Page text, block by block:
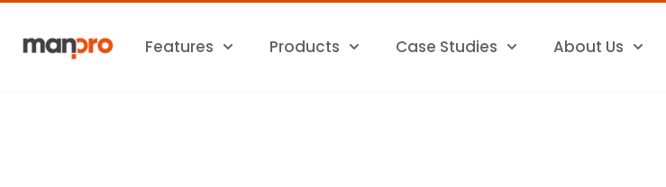
content
Features Products Case Studies About Us